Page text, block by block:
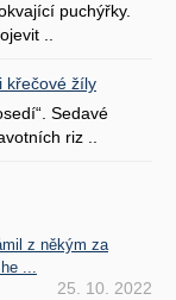
puchýřky.
..
křečové žíly
Sedavé
riz ..
z někým za
...
25. 10. 2022